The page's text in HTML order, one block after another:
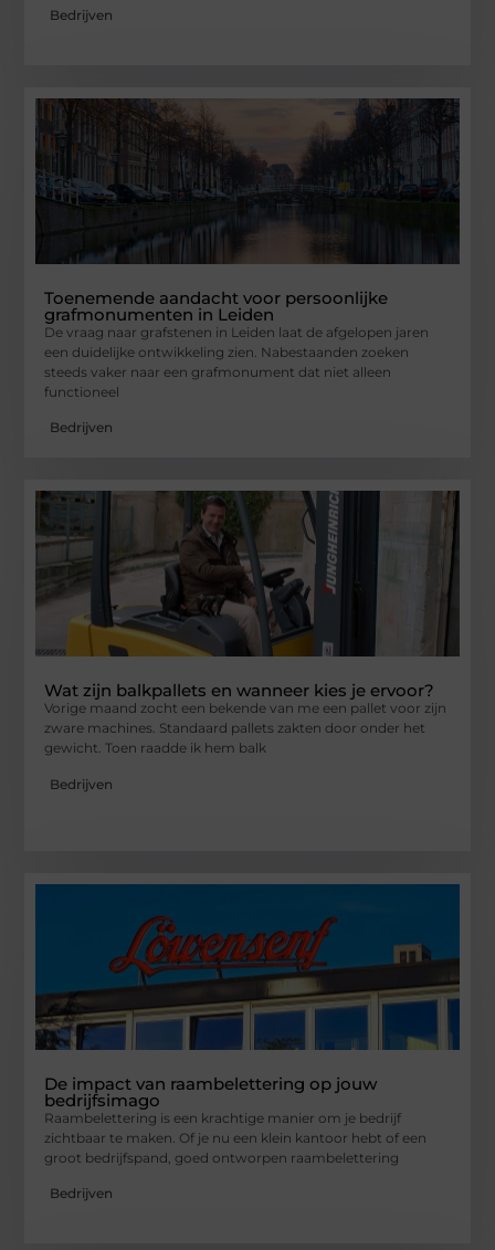
Bedrijven
Toenemende aandacht voor persoonlijke
grafmonumenten in Leiden
De vraag naar grafstenen in Leiden laat de afgelopen jaren
een duidelijke ontwikkeling zien. Nabestaanden zoeken
steeds vaker naar een grafmonument dat niet alleen
functioneel
Bedrijven
Wat zijn balkpallets en wanneer kies je ervoor?
Vorige maand zocht een bekende van me een pallet voor zijn
zware machines. Standaard pallets zakten door onder het
gewicht. Toen raadde ik hem balk
Bedrijven
De impact van raambelettering op jouw
bedrijfsimago
Raambelettering is een krachtige manier om je bedrijf
zichtbaar te maken. Of je nu een klein kantoor hebt of een
groot bedrijfspand, goed ontworpen raambelettering
Bedrijven